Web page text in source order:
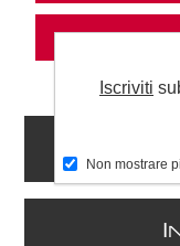
Iscriviti
Non mostrare